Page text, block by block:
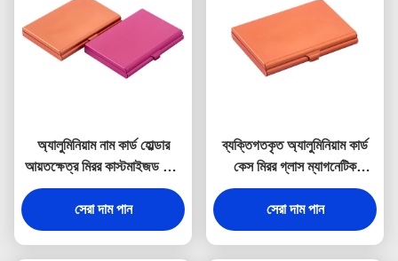
অ্যালুমিনিয়াম নাম কার্ড হোল্ডার
আয়তক্ষেত্র মিরর কাস্টমাইজড কার্ড
কেস
সেরা দাম পান
ব্যক্তিগতকৃত অ্যালুমিনিয়াম কার্ড
কেস মিরর গ্লাস ম্যাগনেটিক
ক্লোজার
সেরা দাম পান